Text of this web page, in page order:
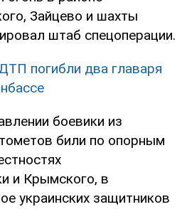
Зайцево и шахты
штаб спецоперации.
погибли два главаря
боевики из
били по опорным
и Крымского, в
украинских защитников